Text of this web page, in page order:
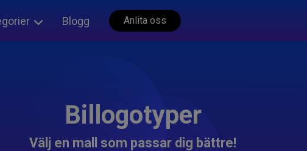
Blogg Anlita oss
Billogotyper
Välj en mall som passar dig bättre!